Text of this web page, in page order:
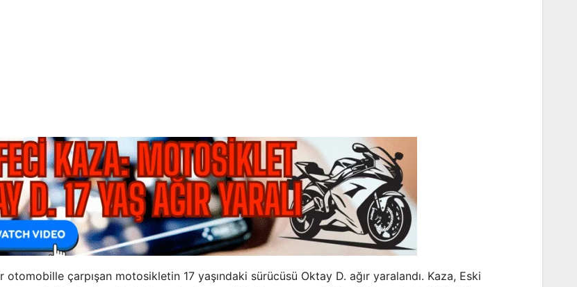
çarpışan motosikletin 17 yaşındaki sürücüsü Oktay D. ağır yaralandı. Kaza, Eski